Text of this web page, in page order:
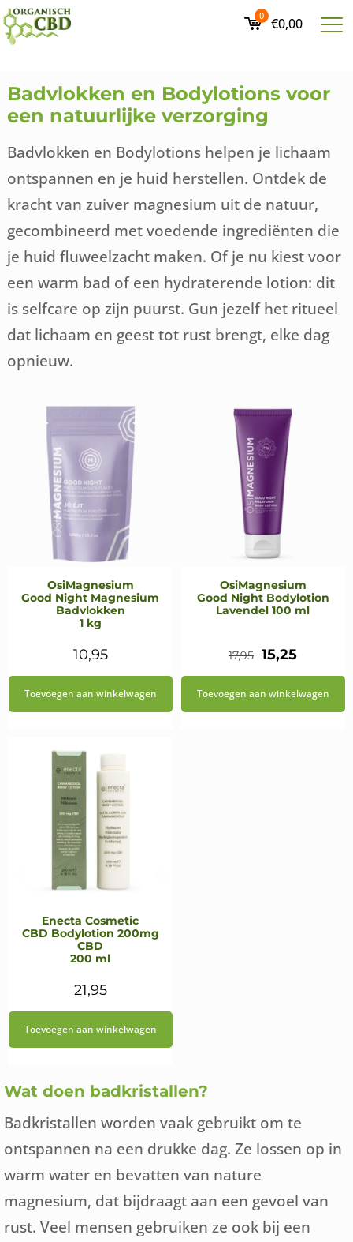
0 €0,00
Badvlokken en Bodylotions voor
een natuurlijke verzorging
Badvlokken en Bodylotions helpen je lichaam
ontspannen en je huid herstellen. Ontdek de
kracht van zuiver magnesium uit de natuur,
gecombineerd met voedende ingrediënten die
je huid fluweelzacht maken. Of je nu kiest voor
een warm bad of een hydraterende lotion: dit
is selfcare op zijn puurst. Gun jezelf het ritueel
dat lichaam en geest tot rust brengt, elke dag
opnieuw.
OsiMagnesium
Good Night Magnesium
Badvlokken
1 kg
10,95
Toevoegen aan winkelwagen
OsiMagnesium
Good Night Bodylotion
Lavendel 100 ml
17,95
prijs
15,25Huidige
prijs
Toevoegen aan winkelwagen
Enecta Cosmetic
CBD Bodylotion 200mg
CBD
200 ml
21,95
Toevoegen aan winkelwagen
Wat doen badkristallen?
Badkristallen worden vaak gebruikt om te
ontspannen na een drukke dag. Ze lossen op in
warm water en bevatten van nature
magnesium, dat bijdraagt aan een gevoel van
rust. Veel mensen gebruiken ze ook bij een